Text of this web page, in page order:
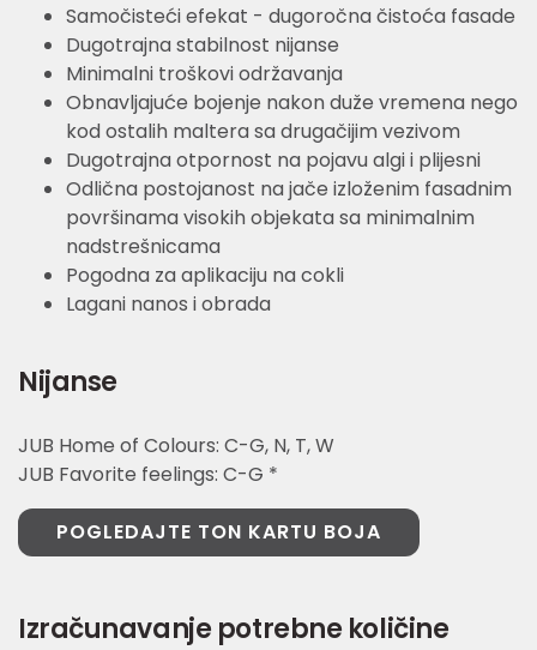
Samočisteći efekat - dugoročna čistoća fasade
Dugotrajna stabilnost nijanse
Minimalni troškovi održavanja
Obnavljajuće bojenje nakon duže vremena nego
kod ostalih maltera sa drugačijim vezivom
Dugotrajna otpornost na pojavu algi i plijesni
Odlična postojanost na jače izloženim fasadnim
površinama visokih objekata sa minimalnim
nadstrešnicama
Pogodna za aplikaciju na cokli
Lagani nanos i obrada
Nijanse
JUB Home of Colours: C-G, N, T, W
JUB Favorite feelings: C-G *
POGLEDAJTE TON KARTU BOJA
Izračunavanje potrebne količine